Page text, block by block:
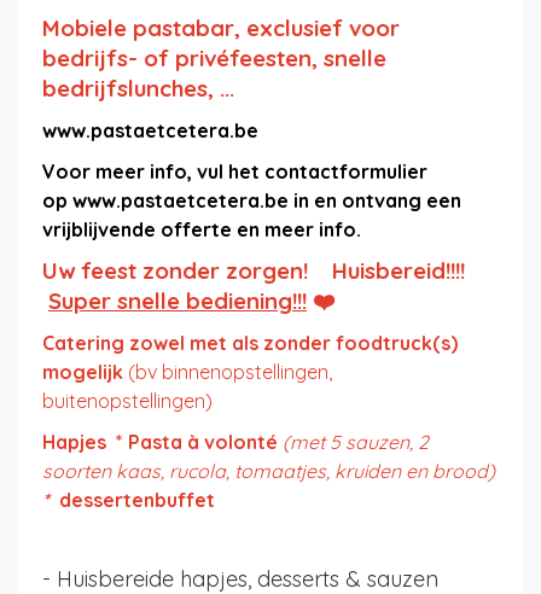
Mobiele pastabar, exclusief voor
bedrijfs- of privéfeesten, snelle
bedrijfslunches, ...
www.pastaetcetera.be
Voor meer info, vul het contactformulier
op www.pastaetcetera.be in en ontvang een
vrijblijvende offerte en meer info.
Uw feest zonder zorgen! Huisbereid!!!!
Super snelle bediening!!! ❤️
Catering zowel met als zonder foodtruck(s)
mogelijk (bv binnenopstellingen,
buitenopstellingen)
Hapjes * Pasta à volonté (met 5 sauzen, 2
soorten kaas, rucola, tomaatjes, kruiden en brood)
* dessertenbuffet
- Huisbereide hapjes, desserts & sauzen